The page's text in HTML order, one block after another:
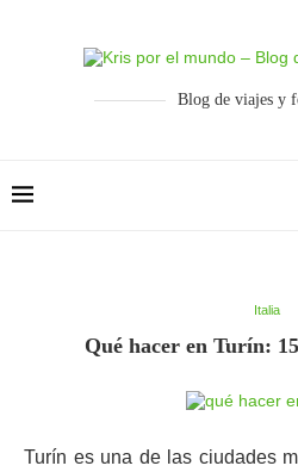
Blog de viajes y
Italia
Qué hacer en Turín:
Turín es una de las ciudades